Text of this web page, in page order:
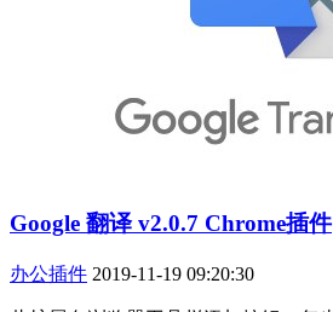
Google 翻译 v2.0.7 Chrome插件
办公插件 2019-11-19 09:20:30